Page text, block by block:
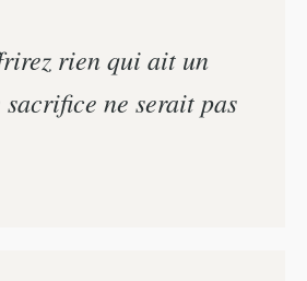
rien qui ait un
ne serait pas